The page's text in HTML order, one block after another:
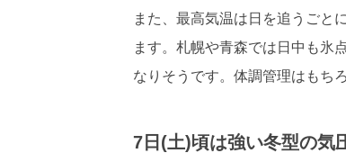
また、最高気温は日を追うごと
ます。札幌や青森では日中も氷
なりそうです。体調管理はもち
7日(土)頃は強い冬型の